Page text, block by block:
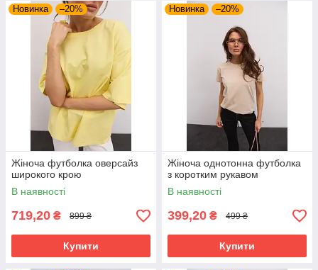
Новинка –20%
Жіноча футболка оверсайз
широкого крою
В наявності
719,20 ₴ 899 ₴
Купити
Новинка –20%
Жіноча однотонна футболка
з коротким рукавом
В наявності
399,20 ₴ 499 ₴
Купити